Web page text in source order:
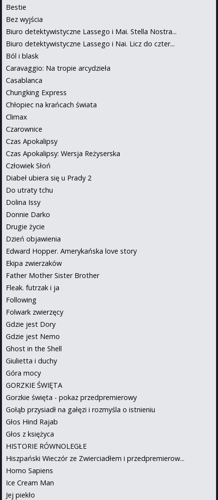
Bestie
Bez wyjścia
Biuro detektywistyczne Lassego i Mai. Stella Nostra...
Biuro detektywistyczne Lassego i Nai. Licz do czter...
Ból i blask
Caravaggio: Na tropie arcydzieła
Casablanca
Chungking Express
Chłopiec na krańcach świata
Climax
Czarownice
Czas Apokalipsy
Czas Apokalipsy: Wersja Reżyserska
Człowiek Słoń
Diabeł ubiera się u Prady 2
Do utraty tchu
Dolina Issy
Donnie Darko
Drugie życie
Dzień objawienia
Edward Hopper. Amerykańska love story
Ekipa zwierzaków
Father Mother Sister Brother
Fleak. futrzak i ja
Following
Folwark zwierzęcy
Gdzie jest Dory
Gdzie jest Nemo
Ghost in the Shell
Giulietta i duchy
Góra mocy
GORZKIE ŚWIĘTA
Gorzkie święta - pokaz przedpremierowy
Gołąb przysiadł na gałęzi i rozmyśla o istnieniu
Głos Hind Rajab
Głos z księżyca
HISTORIE RÓWNOLEGŁE
Hiszpański Wieczór ze Zwierciadłem i przedpremierow...
Homo Sapiens
Ice Cream Man
Jej piekło